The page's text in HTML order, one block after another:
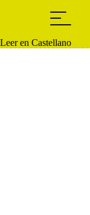
Leer en Castellano